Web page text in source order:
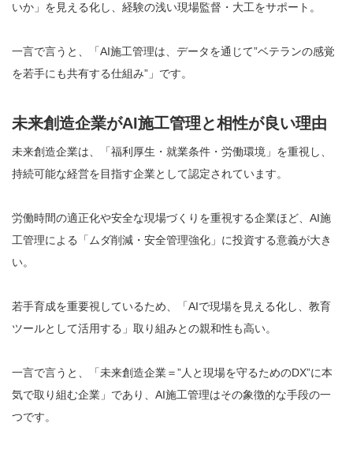
いか」を見える化し、経験の浅い現場監督・大工をサポート。
一言で言うと、「AI施工管理は、データを通じて”ベテランの感覚
を若手にも共有する仕組み”」です。
未来創造企業がAI施工管理と相性が良い理由
未来創造企業は、「福利厚生・就業条件・労働環境」を重視し、
持続可能な経営を目指す企業として認定されています。
労働時間の適正化や安全な現場づくりを重視する企業ほど、AI施
工管理による「ムダ削減・安全管理強化」に投資する意義が大き
い。
若手育成を重要視しているため、「AIで現場を見える化し、教育
ツールとして活用する」取り組みとの親和性も高い。
一言で言うと、「未来創造企業＝”人と現場を守るためのDX”に本
気で取り組む企業」であり、AI施工管理はその象徴的な手段の一
つです。